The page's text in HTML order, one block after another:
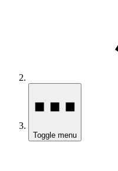
Toggle menu